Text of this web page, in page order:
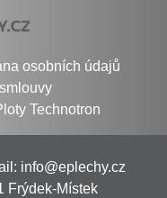
osobních údajů
Technotron
info@eplechy.cz
Frýdek-Místek